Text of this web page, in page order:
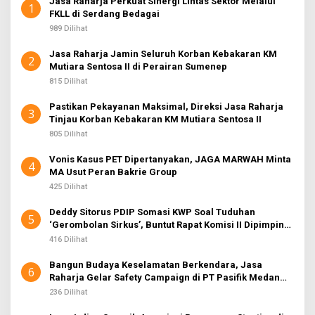
1
FKLL di Serdang Bedagai
989 Dilihat
2
Jasa Raharja Jamin Seluruh Korban Kebakaran KM
Mutiara Sentosa II di Perairan Sumenep
815 Dilihat
3
Pastikan Pekayanan Maksimal, Direksi Jasa Raharja
Tinjau Korban Kebakaran KM Mutiara Sentosa II
805 Dilihat
4
Vonis Kasus PET Dipertanyakan, JAGA MARWAH Minta
MA Usut Peran Bakrie Group
425 Dilihat
5
Deddy Sitorus PDIP Somasi KWP Soal Tuduhan
‘Gerombolan Sirkus’, Buntut Rapat Komisi II Dipimpin
Sufmi Dasco Ahmad
416 Dilihat
6
Bangun Budaya Keselamatan Berkendara, Jasa
Raharja Gelar Safety Campaign di PT Pasifik Medan
Industri
236 Dilihat